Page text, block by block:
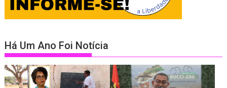
Há Um Ano Foi Notícia